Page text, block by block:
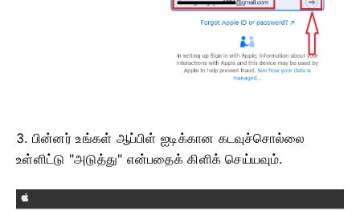
3. பின்னர் உங்கள் ஆப்பிள் ஐடிக்கான கடவுச்சொல்லை
உள்ளிட்டு "அடுத்து" என்பதைக் கிளிக் செய்யவும்.